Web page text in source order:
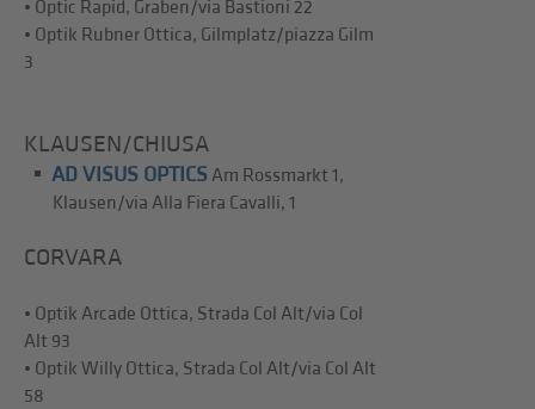
• Optic Rapid, Graben/via Bastioni 22
• Optik Rubner Ottica, Gilmplatz/piazza Gilm
3
KLAUSEN/CHIUSA
AD VISUS OPTICS Am Rossmarkt 1,
Klausen/via Alla Fiera Cavalli, 1
CORVARA
• Optik Arcade Ottica, Strada Col Alt/via Col
Alt 93
• Optik Willy Ottica, Strada Col Alt/via Col Alt
58